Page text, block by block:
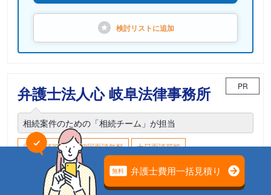
検討リストに追加
弁護士法人心 岐阜法律事務所 PR
相続案件のための「相続チーム」が担当
電話相談可能 初回面談無料
土日面談可能
18時以降面談可能
岐阜県岐阜市神田町9-4 KJビル4F（旧表示：